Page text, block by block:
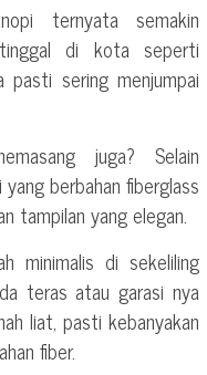
ternyata semakin
di kota seperti
pasti sering menjumpai
juga? Selain
berbahan fiberglass
tampilan yang elegan.
minimalis di sekeliling
teras atau garasi nya
liat, pasti kebanyakan
fiber.